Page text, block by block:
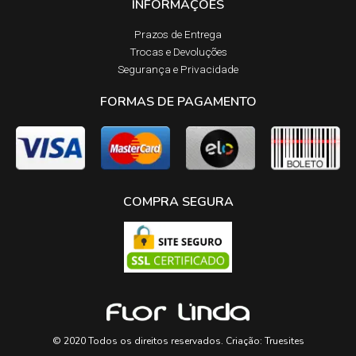
INFORMAÇÕES
Prazos de Entrega​
Trocas e Devoluções​
Segurança e Privacidade
FORMAS DE PAGAMENTO
COMPRA SEGURA
© 2020 Todos os direitos reservados. Criação: Truesites